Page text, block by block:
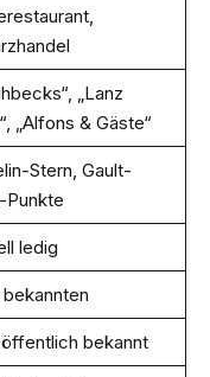
„Lanz
„Alfons & Gäste“
Stern, Gault-
Punkte
ledig
bekannten
bekannt